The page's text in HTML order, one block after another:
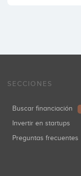
SECCIONES
Buscar financiación
Invertir en startups
Preguntas frecuentes